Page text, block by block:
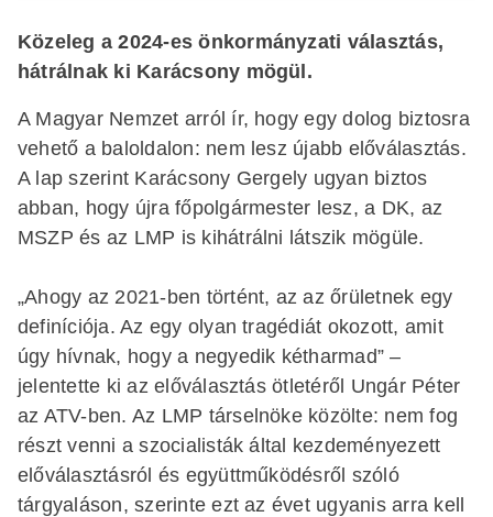
Közeleg a 2024-es önkormányzati választás,
hátrálnak ki Karácsony mögül.
A Magyar Nemzet arról ír, hogy egy dolog biztosra
vehető a baloldalon: nem lesz újabb előválasztás.
A lap szerint Karácsony Gergely ugyan biztos
abban, hogy újra főpolgármester lesz, a DK, az
MSZP és az LMP is kihátrálni látszik mögüle.
„Ahogy az 2021-ben történt, az az őrületnek egy
definíciója. Az egy olyan tragédiát okozott, amit
úgy hívnak, hogy a negyedik kétharmad” –
jelentette ki az előválasztás ötletéről Ungár Péter
az ATV-ben. Az LMP társelnöke közölte: nem fog
részt venni a szocialisták által kezdeményezett
előválasztásról és együttműködésről szóló
tárgyaláson, szerinte ezt az évet ugyanis arra kell